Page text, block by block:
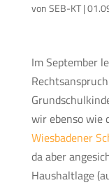
vonSEB-KT|
Im September
wir ebenso wie
Wiesbadener
da aber
Haushaltlage